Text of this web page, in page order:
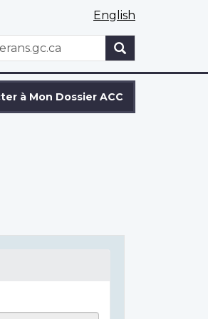
English
à Mon Dossier ACC